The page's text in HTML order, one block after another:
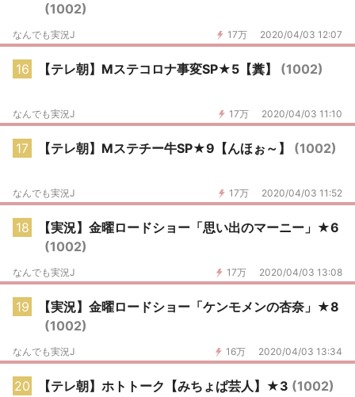
(1002)
17万 2020/04/03 12:07
なんでも実況J
16 【テレ朝】Mステコロナ事変SP★5【糞】 (1002)
17万 2020/04/03 11:10
なんでも実況J
17 【テレ朝】Mステチー牛SP★9【んほぉ～】 (1002)
17万 2020/04/03 11:52
なんでも実況J
18
【実況】金曜ロードショー「思い出のマーニー」★6
(1002)
17万 2020/04/03 13:08
なんでも実況J
19
【実況】金曜ロードショー「ケンモメンの杏奈」★8
(1002)
16万 2020/04/03 13:34
なんでも実況J
20 【テレ朝】ホトトーク【みちょぱ芸人】★3 (1002)